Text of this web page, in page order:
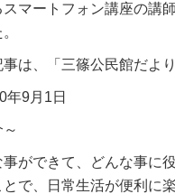
マートフォン講座の講
は、「三篠公民館だよ
9月1日
事ができて、どんな事に
で、日常生活が便利に